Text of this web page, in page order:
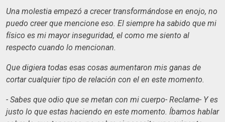
Una molestia empezó a crecer transformándose en enojo, no
puedo creer que mencione eso. El siempre ha sabido que mi
físico es mi mayor inseguridad, el como me siento al
respecto cuando lo mencionan.
Que digiera todas esas cosas aumentaron mis ganas de
cortar cualquier tipo de relación con el en este momento.
- Sabes que odio que se metan con mi cuerpo- Reclame- Y es
justo lo que estas haciendo en este momento. Íbamos hablar